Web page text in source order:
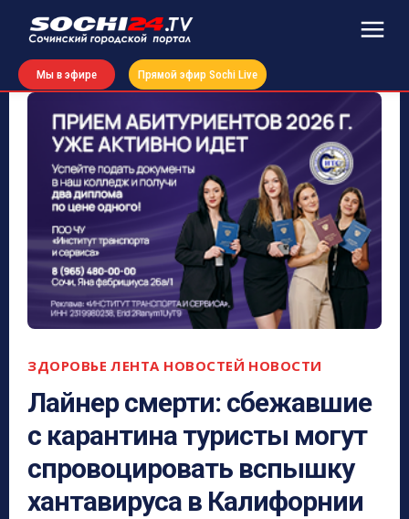
Мы в эфире Прямой эфир Sochi Live
ЗДОРОВЬЕ ЛЕНТА НОВОСТЕЙ НОВОСТИ
Лайнер смерти: сбежавшие
с карантина туристы могут
спровоцировать вспышку
хантавируса в Калифорнии